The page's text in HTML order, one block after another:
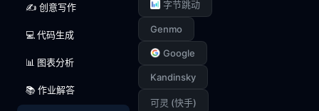
✍️ 创意写作
💻 代码生成
📊 图表分析
📚 作业解答
字节跳动
Genmo
Google
Kandinsky
可灵 (快手)